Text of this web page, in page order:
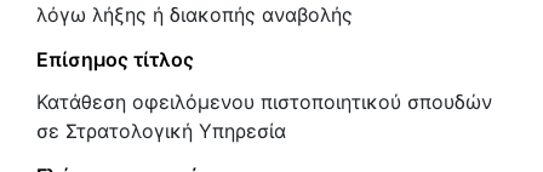
λόγω λήξης ή διακοπής αναβολής
Επίσημος τίτλος
Κατάθεση οφειλόμενου πιστοποιητικού σπουδών
σε Στρατολογική Υπηρεσία